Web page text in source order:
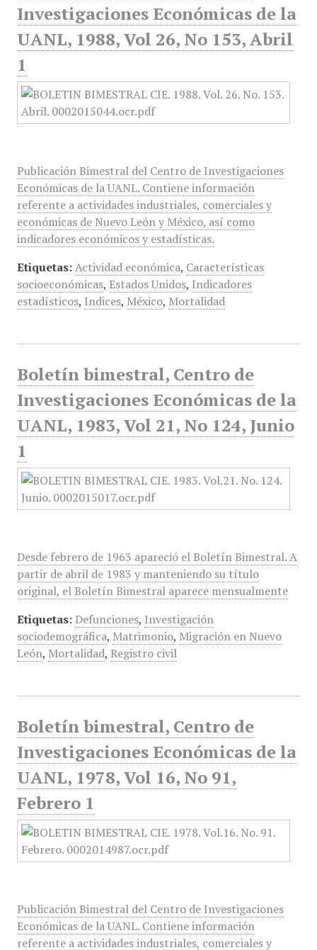
Investigaciones Económicas de la
UANL, 1988, Vol 26, No 153, Abril
1
Publicación Bimestral del Centro de Investigaciones
Económicas de la UANL. Contiene información
referente a actividades industriales, comerciales y
económicas de Nuevo León y México, así como
indicadores económicos y estadísticas.
Etiquetas: Actividad económica, Características
socioeconómicas, Estados Unidos, Indicadores
estadísticos, Indices, México, Mortalidad
Boletín bimestral, Centro de
Investigaciones Económicas de la
UANL, 1983, Vol 21, No 124, Junio
1
Desde febrero de 1963 apareció el Boletín Bimestral. A
partir de abril de 1983 y manteniendo su título
original, el Boletín Bimestral aparece mensualmente
Etiquetas: Defunciones, Investigación
sociodemográfica, Matrimonio, Migración en Nuevo
León, Mortalidad, Registro civil
Boletín bimestral, Centro de
Investigaciones Económicas de la
UANL, 1978, Vol 16, No 91,
Febrero 1
Publicación Bimestral del Centro de Investigaciones
Económicas de la UANL. Contiene información
referente a actividades industriales, comerciales y